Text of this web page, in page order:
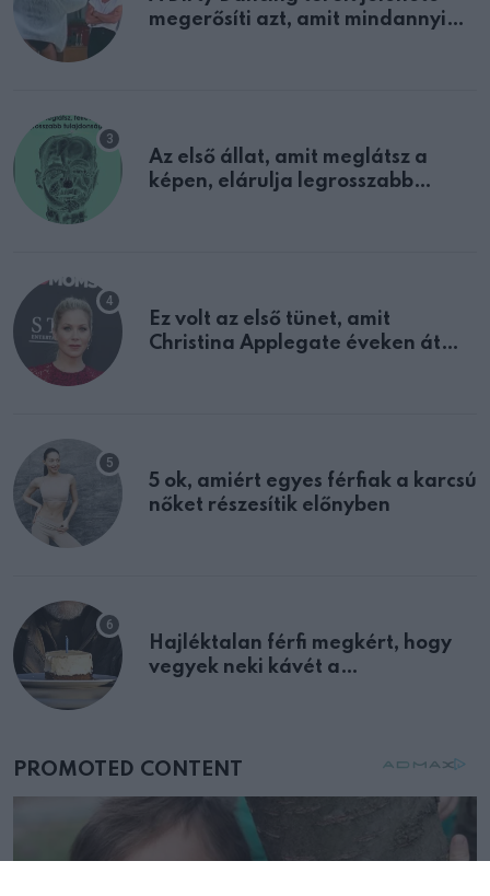
megerősíti azt, amit mindannyian
Az első állat, amit meglátsz a
képen, elárulja legrosszabb
Ez volt az első tünet, amit
Christina Applegate éveken át
5 ok, amiért egyes férfiak a karcsú
nőket részesítik előnyben
Hajléktalan férfi megkért, hogy
vegyek neki kávét a